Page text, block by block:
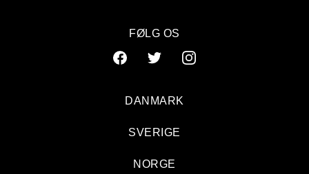
FØLG OS
DANMARK
SVERIGE
NORGE